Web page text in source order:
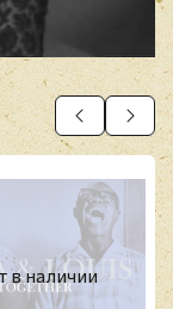
в наличии